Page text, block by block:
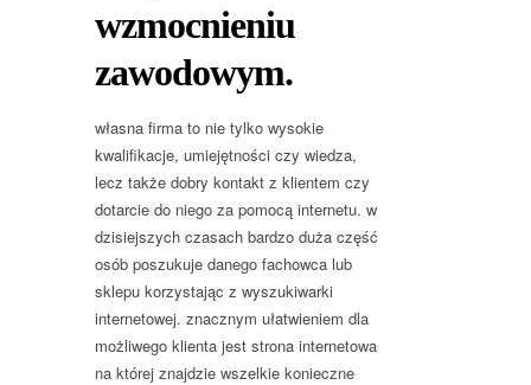
wzmocnieniu
zawodowym.
własna firma to nie tylko wysokie
kwalifikacje, umiejętności czy wiedza,
lecz także dobry kontakt z klientem czy
dotarcie do niego za pomocą internetu. w
dzisiejszych czasach bardzo duża część
osób poszukuje danego fachowca lub
sklepu korzystając z wyszukiwarki
internetowej. znacznym ułatwieniem dla
możliwego klienta jest strona internetowa
na której znajdzie wszelkie konieczne